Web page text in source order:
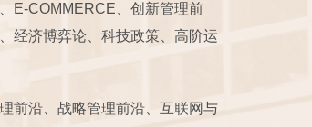
E-COMMERCE、创新管理前
经济博弈论、科技政策、高阶运
前沿、战略管理前沿、互联网与